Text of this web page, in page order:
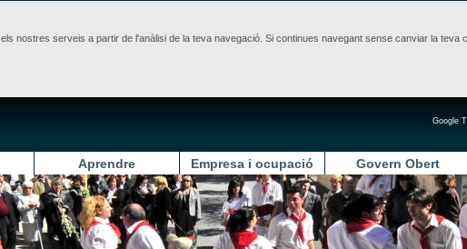
nostres serveis a partir de l'anàlisi de la teva navegació. Si continues navegant sense canviar la teva
Google
Aprendre Empresa i ocupació Govern Obert